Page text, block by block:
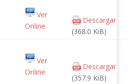
Ver
Online
Descargar
(368.0 KiB)
Ver
Online
Descargar
(357.9 KiB)